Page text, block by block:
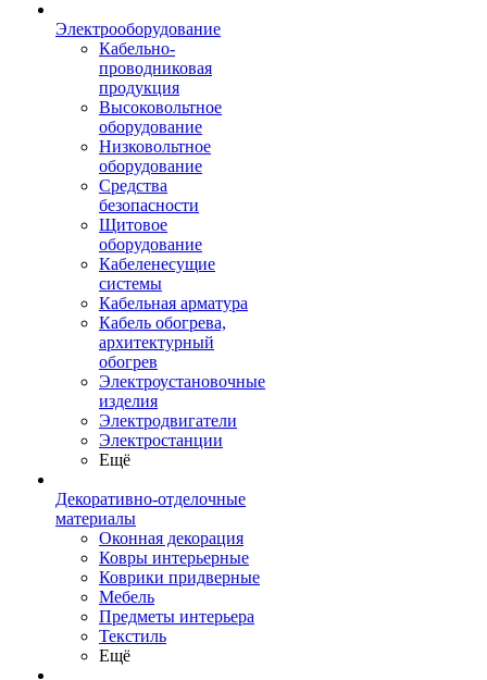
Электрооборудование
Кабельно-
проводниковая
продукция
Высоковольтное
оборудование
Низковольтное
оборудование
Средства
безопасности
Щитовое
оборудование
Кабеленесущие
системы
Кабельная арматура
Кабель обогрева,
архитектурный
обогрев
Электроустановочные
изделия
Электродвигатели
Электростанции
Ещё
Декоративно-отделочные
материалы
Оконная декорация
Ковры интерьерные
Коврики придверные
Мебель
Предметы интерьера
Текстиль
Ещё